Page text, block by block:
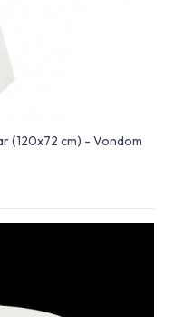
(120x72 cm) - Vondom